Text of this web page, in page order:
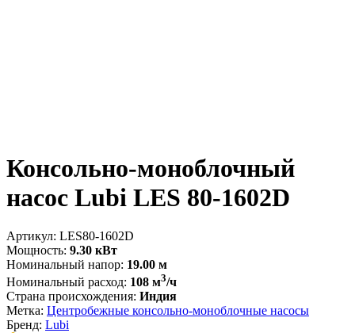
Консольно-моноблочный
насос Lubi LES 80-1602D
Артикул: LES80-1602D
Мощность: 9.30 кВт
Номинальный напор: 19.00 м
Номинальный расход: 108 м3/ч
Страна происхождения: Индия
Метка: Центробежные консольно-моноблочные насосы
Бренд: Lubi